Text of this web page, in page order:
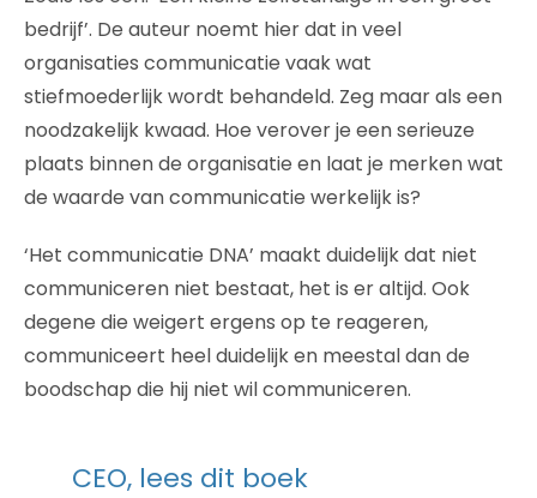
bedrijf’. De auteur noemt hier dat in veel
organisaties communicatie vaak wat
stiefmoederlijk wordt behandeld. Zeg maar als een
noodzakelijk kwaad. Hoe verover je een serieuze
plaats binnen de organisatie en laat je merken wat
de waarde van communicatie werkelijk is?
‘Het communicatie DNA’ maakt duidelijk dat niet
communiceren niet bestaat, het is er altijd. Ook
degene die weigert ergens op te reageren,
communiceert heel duidelijk en meestal dan de
boodschap die hij niet wil communiceren.
CEO, lees dit boek